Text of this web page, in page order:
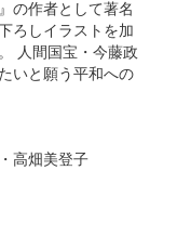
の作者として著名
ろしイラストを加
人間国宝・今藤政
いと願う平和への
高畑美登子